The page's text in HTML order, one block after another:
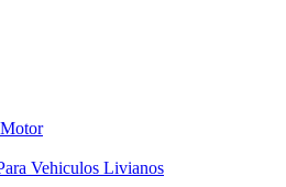
Vehiculos Livianos